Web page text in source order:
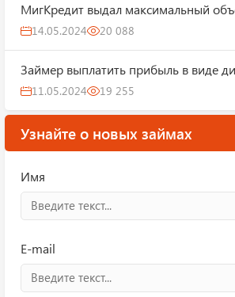
МигКредит выдал максимальный
14.05.2024 20 088
Займер выплатить прибыль в виде
11.05.2024 19 255
Узнайте о новых займах
Имя
E-mail